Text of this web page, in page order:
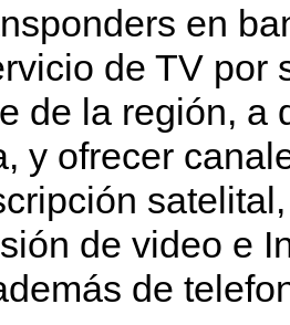
en
de TV por
de la región, a
y ofrecer
de video e
de